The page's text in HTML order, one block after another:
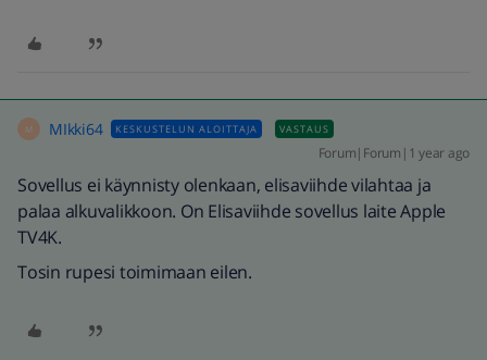
M MIkki64 KESKUSTELUN ALOITTAJA VASTAUS
Forum|Forum|1 year ago
Sovellus ei käynnisty olenkaan, elisaviihde vilahtaa ja
palaa alkuvalikkoon. On Elisaviihde sovellus laite Apple
TV4K.
Tosin rupesi toimimaan eilen.